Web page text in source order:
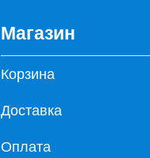
Магазин
Корзина
Доставка
Оплата